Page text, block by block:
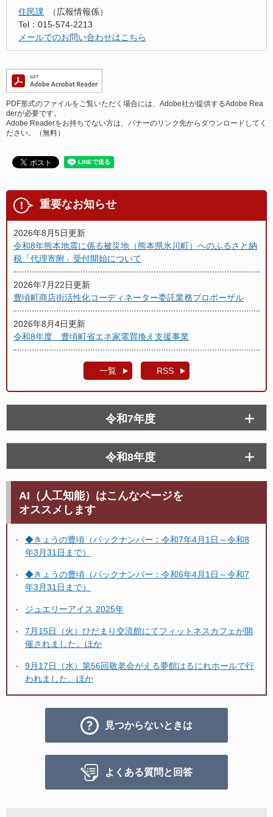
住民課
広報情報係
Tel：015-574-2213
メールでのお問い合わせはこちら
PDF形式のファイルをご覧いただく場合には、Adobe社が提供するAdobe Rea
derが必要です。
Adobe Readerをお持ちでない方は、バナーのリンク先からダウンロードしてく
ださい。（無料）
重要なお知らせ
2026年8月5日更新
令和8年熊本地震に係る被災地（熊本県氷川町）へのふるさと納
税「代理寄附」受付開始について
2026年7月22日更新
豊頃町商店街活性化コーディネーター委託業務プロポーザル
2026年8月4日更新
令和8年度 豊頃町省エネ家電買換え支援事業
一覧 RSS
令和7年度
令和8年度
AI（人工知能）はこんなページを
オススメします
◆きょうの豊頃（バックナンバー：令和7年4月1日～令和8
年3月31日まで）
◆きょうの豊頃（バックナンバー：令和6年4月1日～令和7
年3月31日まで）
ジュエリーアイス 2025年
7月15日（火）ひだまり交流館にてフィットネスカフェが開
催されました。ほか
9月17日（水）第56回敬老会がえる夢館はるにれホールで行
われました。ほか
見つからないときは
よくある質問と回答